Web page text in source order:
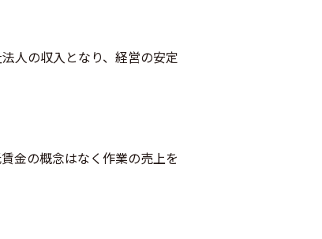
人の収入となり、経営の安定
金の概念はなく作業の売上を